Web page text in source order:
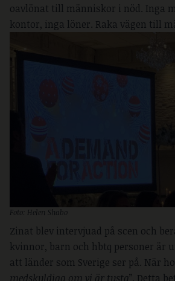
oavlönat till människor i nöd. Inga
kontor, inga löner. Raka vägen till
Foto: Helen Shabo
Zinat blev intervjuad på scen och
kvinnor, barn och hbtq personer är
att länder som Sverige ser på. När
medskyldiga om vi är tysta”. Detta